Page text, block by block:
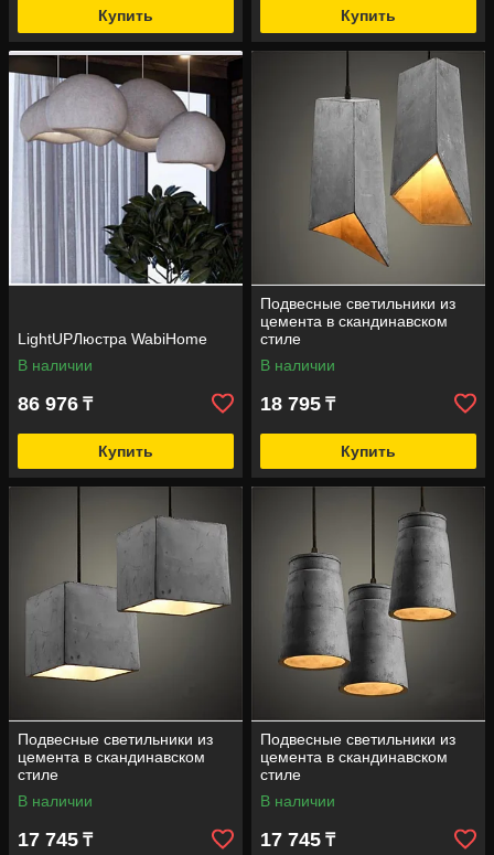
Купить Купить
LightUPЛюстра WabiHome
В наличии
86 976 ₸
Купить
Подвесные светильники из
цемента в скандинавском
стиле
В наличии
18 795 ₸
Купить
Подвесные светильники из
цемента в скандинавском
стиле
В наличии
17 745 ₸
Подвесные светильники из
цемента в скандинавском
стиле
В наличии
17 745 ₸